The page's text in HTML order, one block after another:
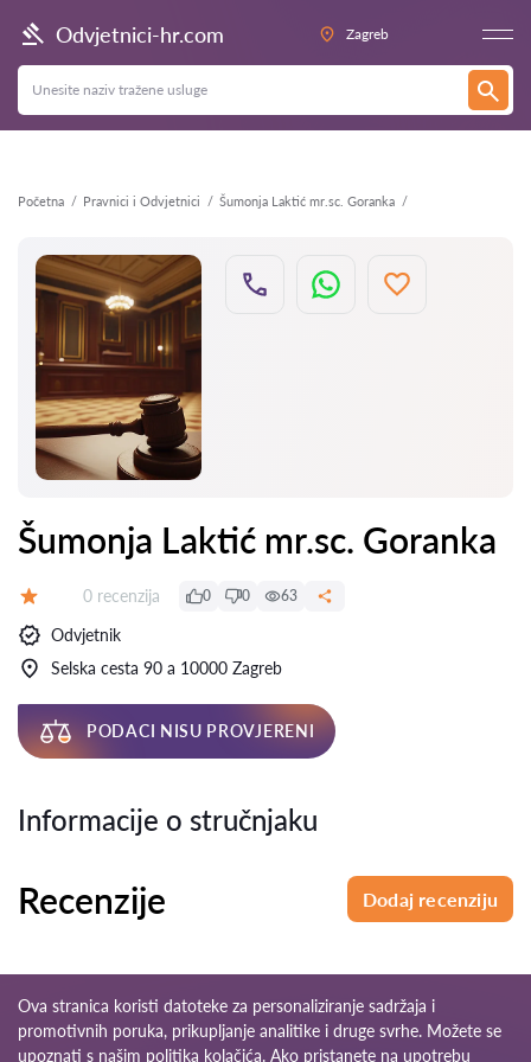
Odvjetnici-hr.com Zagreb
Početna Pravnici i Odvjetnici Šumonja Laktić mr.sc. Goranka
Natrag
Šumonja Laktić mr.sc. Goranka
Recenzija:
0 recenzija 0 0 63
Odvjetnik
Selska cesta 90 a 10000 Zagreb
PODACI NISU PROVJERENI
Informacije o stručnjaku
Recenzije Dodaj recenziju
Ova stranica koristi datoteke za personaliziranje sadržaja i
promotivnih poruka, prikupljanje analitike i druge svrhe. Možete se
upoznati s našim politika kolačića. Ako pristanete na upotrebu